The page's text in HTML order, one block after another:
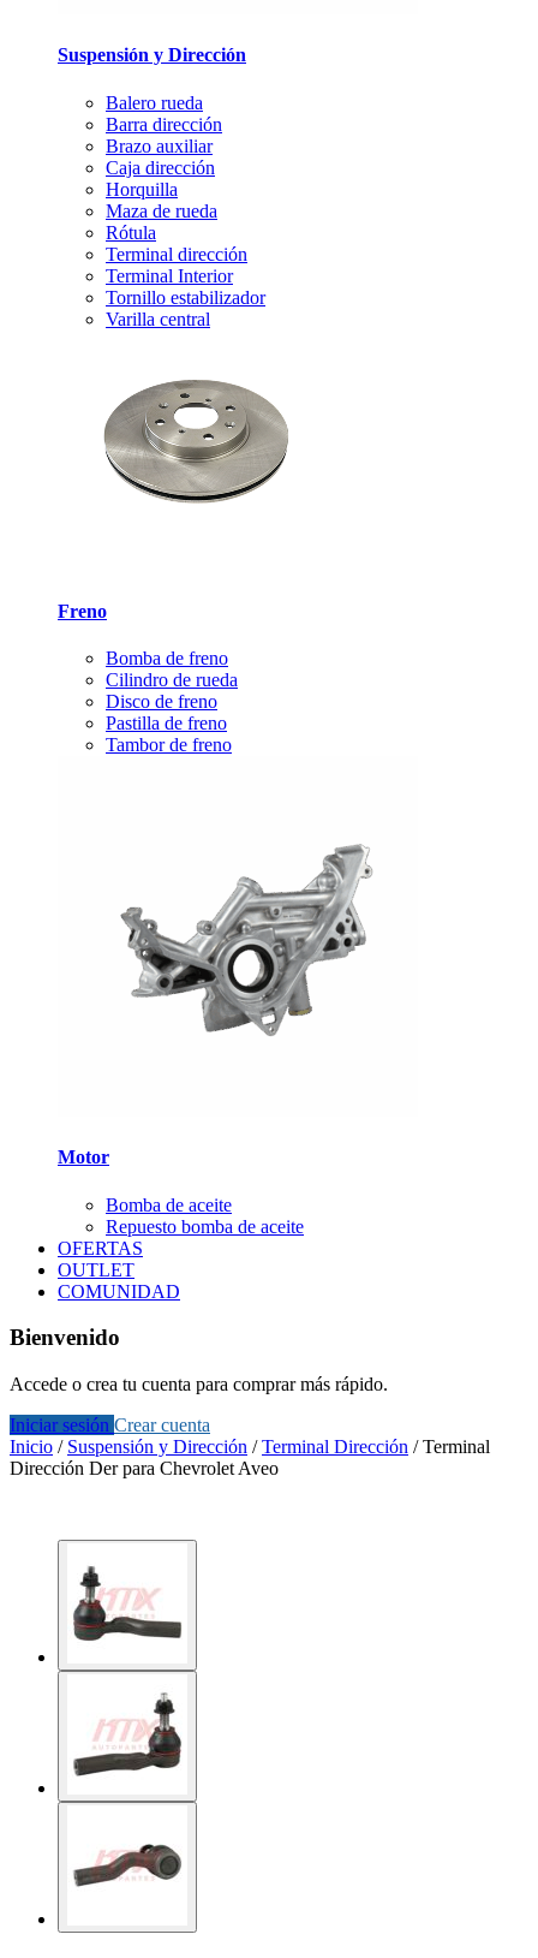
Suspensión y Dirección
Balero rueda
Barra dirección
Brazo auxiliar
Caja dirección
Horquilla
Maza de rueda
Rótula
Terminal dirección
Terminal Interior
Tornillo estabilizador
Varilla central
Freno
Bomba de freno
Cilindro de rueda
Disco de freno
Pastilla de freno
Tambor de freno
Motor
Bomba de aceite
Repuesto bomba de aceite
OFERTAS
OUTLET
COMUNIDAD
Bienvenido
Accede o crea tu cuenta para comprar más rápido.
Iniciar sesión Crear cuenta
Inicio / Suspensión y Dirección /Terminal Dirección /Terminal
Dirección Der para Chevrolet Aveo